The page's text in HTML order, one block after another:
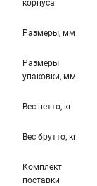
корпуса
Размеры, мм
Размеры
упаковки, мм
Вес нетто, кг
Вес брутто, кг
Комплект
поставки